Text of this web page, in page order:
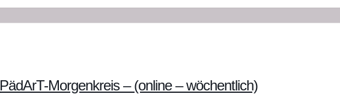
PädArT-Morgenkreis – (online – wöchentlich)